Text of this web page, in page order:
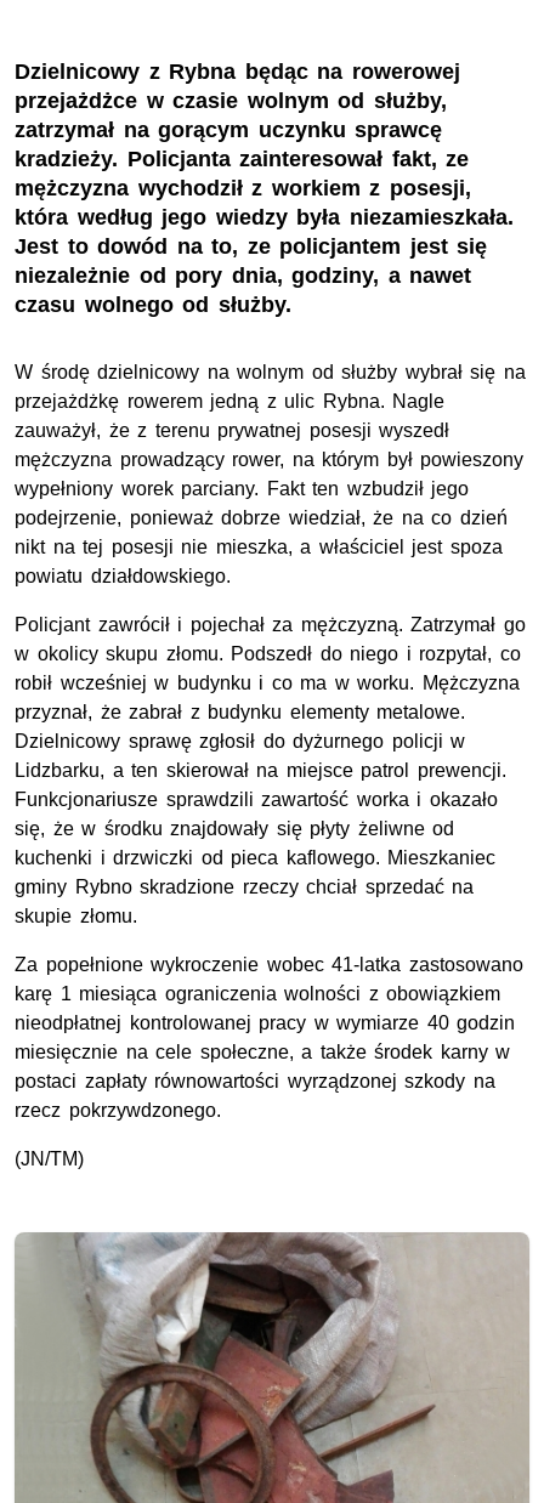
Dzielnicowy z Rybna będąc na rowerowej
przejażdżce w czasie wolnym od służby,
zatrzymał na gorącym uczynku sprawcę
kradzieży. Policjanta zainteresował fakt, ze
mężczyzna wychodził z workiem z posesji,
która według jego wiedzy była niezamieszkała.
Jest to dowód na to, ze policjantem jest się
niezależnie od pory dnia, godziny, a nawet
czasu wolnego od służby.
W środę dzielnicowy na wolnym od służby wybrał się na
przejażdżkę rowerem jedną z ulic Rybna. Nagle
zauważył, że z terenu prywatnej posesji wyszedł
mężczyzna prowadzący rower, na którym był powieszony
wypełniony worek parciany. Fakt ten wzbudził jego
podejrzenie, ponieważ dobrze wiedział, że na co dzień
nikt na tej posesji nie mieszka, a właściciel jest spoza
powiatu działdowskiego.
Policjant zawrócił i pojechał za mężczyzną. Zatrzymał go
w okolicy skupu złomu. Podszedł do niego i rozpytał, co
robił wcześniej w budynku i co ma w worku. Mężczyzna
przyznał, że zabrał z budynku elementy metalowe.
Dzielnicowy sprawę zgłosił do dyżurnego policji w
Lidzbarku, a ten skierował na miejsce patrol prewencji.
Funkcjonariusze sprawdzili zawartość worka i okazało
się, że w środku znajdowały się płyty żeliwne od
kuchenki i drzwiczki od pieca kaflowego. Mieszkaniec
gminy Rybno skradzione rzeczy chciał sprzedać na
skupie złomu.
Za popełnione wykroczenie wobec 41-latka zastosowano
karę 1 miesiąca ograniczenia wolności z obowiązkiem
nieodpłatnej kontrolowanej pracy w wymiarze 40 godzin
miesięcznie na cele społeczne, a także środek karny w
postaci zapłaty równowartości wyrządzonej szkody na
rzecz pokrzywdzonego.
(JN/TM)